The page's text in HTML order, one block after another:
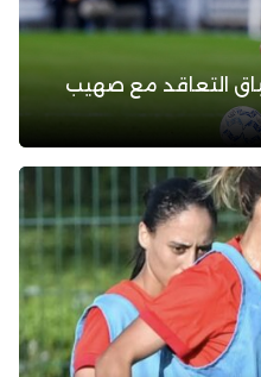
التعاقد مع صهيب